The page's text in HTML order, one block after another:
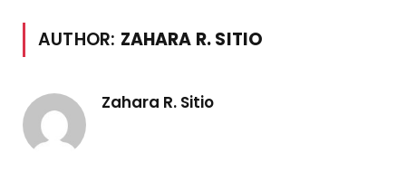
AUTHOR: ZAHARA R. SITIO
Zahara R. Sitio